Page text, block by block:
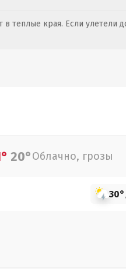
теплые края. Если улетели
20°Облачно, грозы
30°